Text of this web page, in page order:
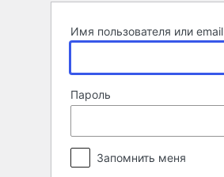
Имя пользователя или email
Пароль
Запомнить меня